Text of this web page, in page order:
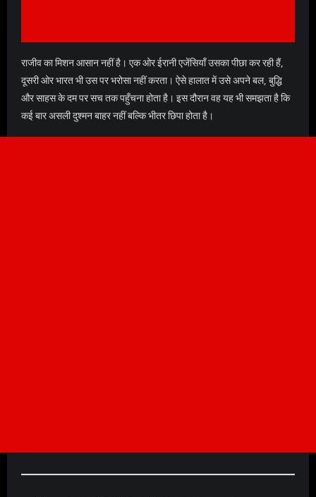
राजीव का मिशन आसान नहीं है। एक ओर ईरानी एजेंसियाँ उसका पीछा कर रही हैं,
दूसरी ओर भारत भी उस पर भरोसा नहीं करता। ऐसे हालात में उसे अपने बल, बुद्धि
और साहस के दम पर सच तक पहुँचना होता है। इस दौरान वह यह भी समझता है कि
कई बार असली दुश्मन बाहर नहीं बल्कि भीतर छिपा होता है।